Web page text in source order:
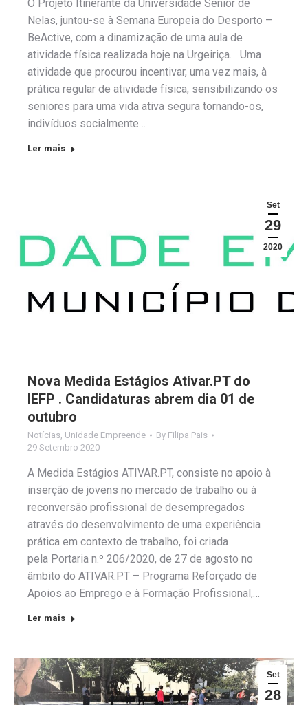
O Projeto Itinerante da Universidade Sénior de
Nelas, juntou-se à Semana Europeia do Desporto –
BeActive, com a dinamização de uma aula de
atividade física realizada hoje na Urgeiriça. Uma
atividade que procurou incentivar, uma vez mais, à
prática regular de atividade física, sensibilizando os
seniores para uma vida ativa segura tornando-os,
indivíduos socialmente…
Ler mais
Set
29
2020
Nova Medida Estágios Ativar.PT do
IEFP . Candidaturas abrem dia 01 de
outubro
Notícias, Unidade Empreende By Filipa Pais
29 Setembro 2020
A Medida Estágios ATIVAR.PT, consiste no apoio à
inserção de jovens no mercado de trabalho ou à
reconversão profissional de desempregados
através do desenvolvimento de uma experiência
prática em contexto de trabalho, foi criada
pela Portaria n.º 206/2020, de 27 de agosto no
âmbito do ATIVAR.PT – Programa Reforçado de
Apoios ao Emprego e à Formação Profissional,…
Ler mais
Set
28